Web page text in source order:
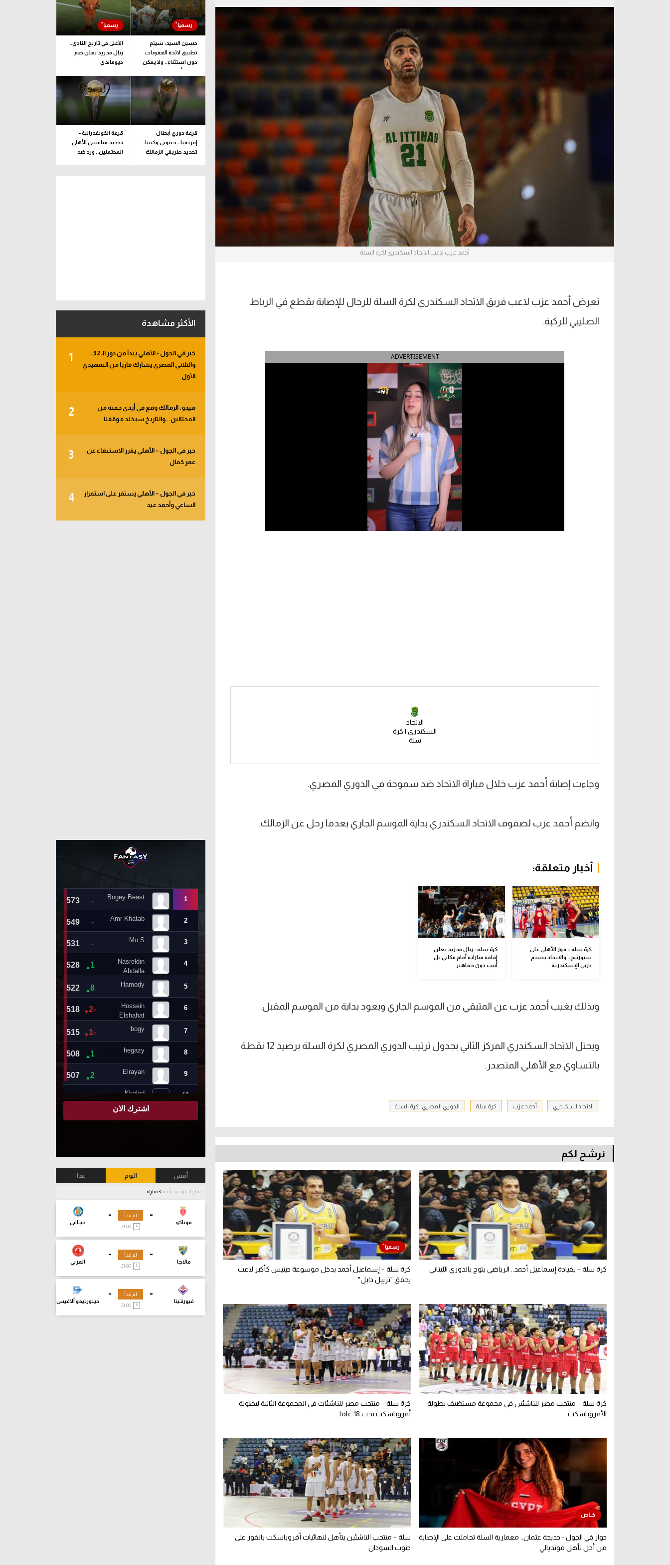
دوري أبطال أوروبا
دوري أبطال إفريقيا
كل البطولات
دوري أبطال أوروبا
القسم الثاني
رياضات أخرى
آسيا
أحمد عزب لاعب الاتحاد السكندري لكرة السلة
تعرض أحمد عزب لاعب فريق الاتحاد السكندري لكرة السلة للرجال للإصابة بقطع في الرباط
الصليبي للركبة.
ADVERTISEMENT
الاتحاد
السكندري | كرة
سلة
وجاءت إصابة أحمد عزب خلال مباراة الاتحاد ضد سموحة في الدوري المصري.
وانضم أحمد عزب لصفوف الاتحاد السكندري بداية الموسم الجاري بعدما رحل عن الزمالك.
أخبار متعلقة:
كرة سلة – فوز الأهلي على
سبورتنج.. والاتحاد يحسم
دربي الإسكندرية
كرة سلة - ريال مدريد يعلن
إقامة مباراته أمام مكابي تل
أبيب دون جماهير
وبذلك يغيب أحمد عزب عن المتبقي من الموسم الجاري ويعود بداية من الموسم المقبل.
ويحتل الاتحاد السكندري المركز الثاني بجدول ترتيب الدوري المصري لكرة السلة برصيد 12 نقطة
بالتساوي مع الأهلي المتصدر.
الاتحاد السكندري أحمد عزب كرة سلة الدوري المصري لكرة السلة
نرشح لكم
كرة سلة – بقيادة إسماعيل أحمد.. الرياضي يتوج بالدوري اللبناني
كرة سلة – إسماعيل أحمد يدخل موسوعة جينيس كأكبر لاعب
يحقق "تريبل دابل"
كرة سلة – منتخب مصر للناشئين في مجموعة مستضيف بطولة
الأفروباسكت
كرة سلة – منتخب مصر للناشئات في المجموعة الثانية لبطولة
أفروباسكت تحت 18 عاما
حوار في الجول - خديجة عثمان.. معمارية السلة تحاملت على الإصابة
من أجل تأهل مونديالي
سلة – منتخب الناشئين يتأهل لنهائيات أفروباسكت بالفوز على
جنوب السودان
حسين السيد: سيتم
تطبيق لائحة العقوبات
دون استثناء.. ولا يمكن
ضغط أو ليّ ذراع الزمالك
الأغلى في تاريخ النادي..
ريال مدريد يعلن ضم
ديوماندي
قرعة دوري أبطال
إفريقيا - جيبوتي وكينيا..
تحديد طريقي الزمالك
قرعة الكونفدرالية -
تحديد منافسي الأهلي
المحتملين.. وزد ضد
ممثل جيبوتي
الأكثر مشاهدة
1
خبر في الجول - الأهلي يبدأ من دور الـ 32..
والثلاثي المصري يشارك قاريا من التمهيدي
الأول
2
ميدو: الزمالك وقع في أيدي حفنة من
المحتالين.. والتاريخ سيخلد موقفنا
3
خبر في الجول – الأهلي يقرر الاستنغاء عن
عمر كمال
4
خبر في الجول – الأهلي يستقر على استمرار
الساعي وأحمد عيد
أمس اليوم غدا
مباريات ودية - أندية
-
موناكو
-
خيتافي
لم تبدأ
-
مالاجا
-
العربي
لم تبدأ
-
فيورنتينا
-
ديبورتيفو ألافيس
لم تبدأ